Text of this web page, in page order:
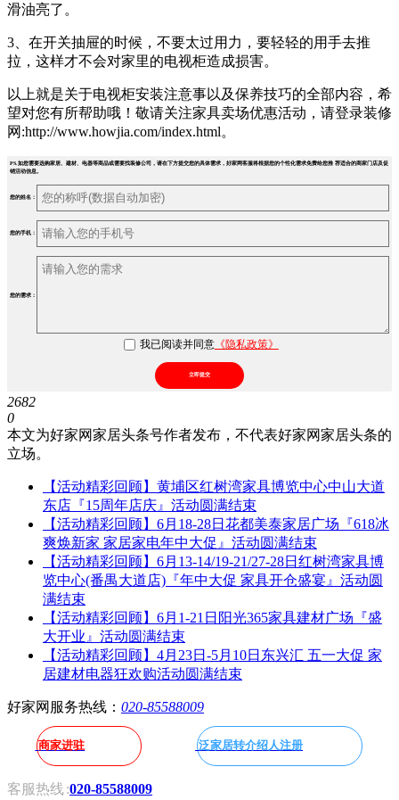
滑油亮了。
3、在开关抽屉的时候，不要太过用力，要轻轻的用手去推
拉，这样才不会对家里的电视柜造成损害。
以上就是关于电视柜安装注意事以及保养技巧的全部内容，希
望对您有所帮助哦！敬请关注家具卖场优惠活动，请登录装修
网:http://www.howjia.com/index.html。
PS.如您需要选购家居、建材、电器等商品或需要找装修公司，请在下方提交您的具体需求，好家网客服将根据您的个性化需求免费给您推 荐适合的商家门店及促
销活动信息。
您的姓名：
您的手机：
您的需求：
我已阅读并同意《隐私政策》
立即提交
2682
0
本文为好家网家居头条号作者发布，不代表好家网家居头条的
立场。
【活动精彩回顾】黄埔区红树湾家具博览中心中山大道
东店『15周年店庆』活动圆满结束
【活动精彩回顾】6月18-28日花都美泰家居广场『618冰
爽焕新家 家居家电年中大促』活动圆满结束
【活动精彩回顾】6月13-14/19-21/27-28日红树湾家具博
览中心(番禺大道店)『年中大促 家具开仓盛宴』活动圆
满结束
【活动精彩回顾】6月1-21日阳光365家具建材广场『盛
大开业』活动圆满结束
【活动精彩回顾】4月23日-5月10日东兴汇 五一大促 家
居建材电器狂欢购活动圆满结束
好家网服务热线： 020-85588009
商家进驻 泛家居转介绍人注册
客服热线 :020-85588009